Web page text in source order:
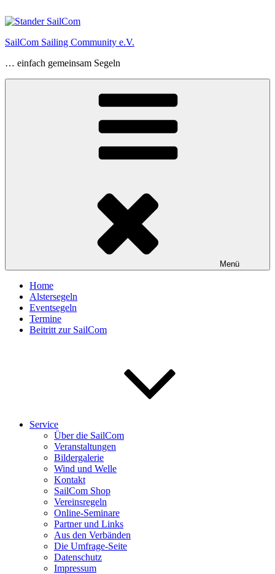
Inhalt
SailCom Sailing Community e.V.
… einfach gemeinsam Segeln
Menü
Home
Alstersegeln
Eventsegeln
Termine
Beitritt zur SailCom
Service
Über die SailCom
Veranstaltungen
Bildergalerie
Wind und Welle
Kontakt
SailCom Shop
Vereinsregeln
Online-Seminare
Partner und Links
Aus den Verbänden
Die Umfrage-Seite
Datenschutz
Impressum